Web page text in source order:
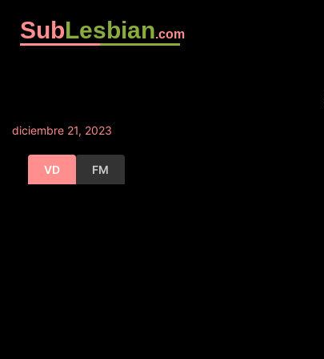
SubLesbian.com
diciembre 21, 2023
VD FM